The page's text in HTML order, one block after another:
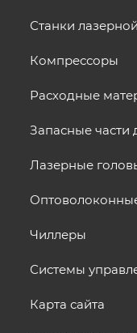
Станки
Компрессоры
Расходные
Запасные части
Лазерные
Чиллеры
Системы
Карта сайта